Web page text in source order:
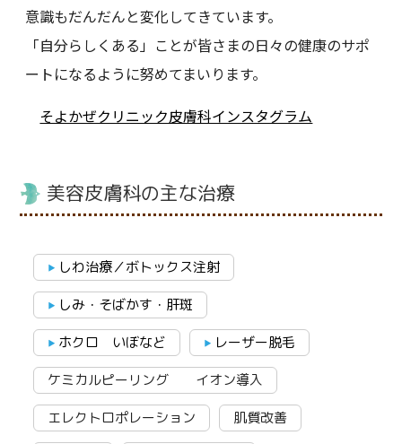
意識もだんだんと変化してきています。
「自分らしくある」ことが皆さまの日々の健康のサポ
ートになるように努めてまいります。
そよかぜクリニック皮膚科インスタグラム
美容皮膚科の主な治療
しわ治療／ボトックス注射
しみ・そばかす・肝斑
ホクロ いぼなど
レーザー脱毛
ケミカルピーリング イオン導入
エレクトロポレーション
肌質改善